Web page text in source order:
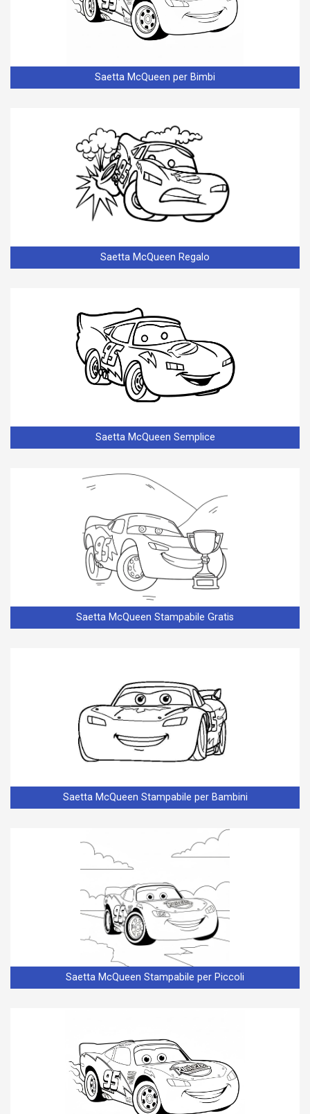
Saetta McQueen per Bimbi
Saetta McQueen Regalo
Saetta McQueen Semplice
Saetta McQueen Stampabile Gratis
Saetta McQueen Stampabile per Bambini
Saetta McQueen Stampabile per Piccoli